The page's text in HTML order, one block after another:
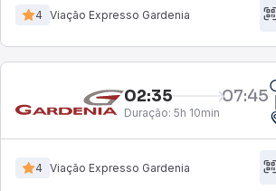
4 Viação Expresso Gardenia
02:35 07:45
Duração: 5h 10min
4 Viação Expresso Gardenia